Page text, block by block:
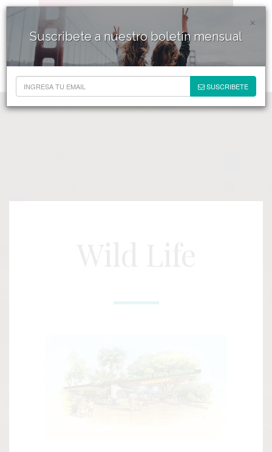
×
Suscribete a nuestro boletín mensual
SUSCRIBETE